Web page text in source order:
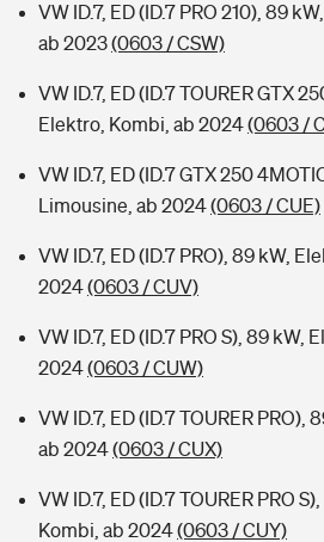
Wer versichert was: Jetzt Versicherer
Sie haben Fragen?
Musikinstrumentenversicherung
Zur Übersicht
Tools
Kinderunfall-Check: Mehr Sicherheit
Sie haben Fragen?
VW ID.7, ED (ID.7 PRO 210), 89
ab 2023(0603 / CSW)
VW ID.7, ED (ID.7 TOURER GTX
Elektro, Kombi, ab 2024(0603 /
VW ID.7, ED (ID.7 GTX 250
Limousine, ab 2024(0603 / CUE)
VW ID.7, ED (ID.7 PRO), 89 kW,
2024(0603 / CUV)
VW ID.7, ED (ID.7 PRO S), 89 kW,
2024(0603 / CUW)
VW ID.7, ED (ID.7 TOURER PRO),
ab 2024(0603 / CUX)
VW ID.7, ED (ID.7 TOURER PRO
Kombi, ab 2024(0603 / CUY)